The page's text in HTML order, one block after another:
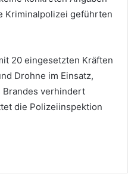
Kriminalpolizei geführten
20 eingesetzten Kräften
Drohne im Einsatz,
verhindert
die Polizeiinspektion